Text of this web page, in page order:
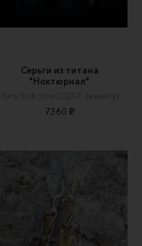
Серьги из титана
"Ноктюрнал"
Yura Sokolov (2247 Jewelry)
7360 ₽